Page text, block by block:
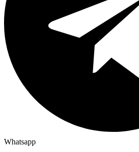
Whatsapp